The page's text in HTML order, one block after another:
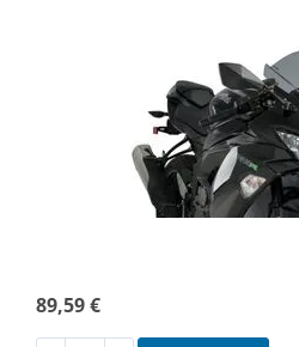
89,59 €